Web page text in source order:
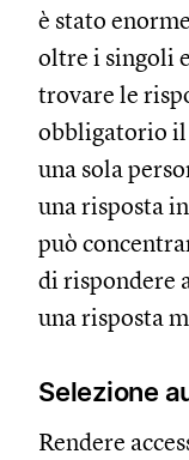
è stato
oltre i singoli
trovare le
obbligatorio
una sola
una risposta
può
di rispondere
una risposta
Selezione
Rendere